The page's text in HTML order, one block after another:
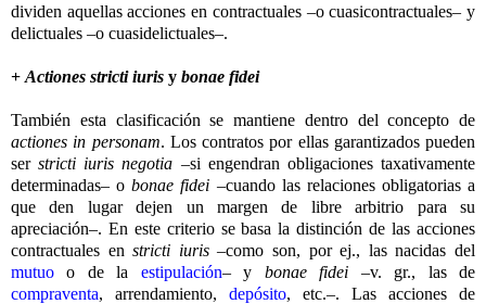
dividen aquellas acciones en contractuales –o cuasicontractuales– y
delictuales –o cuasidelictuales–.
+ Actiones stricti iuris y bonae fidei
También esta clasificación se mantiene dentro del concepto de
actiones in personam. Los contratos por ellas garantizados pueden
serstricti iuris negotia –si engendran obligaciones taxativamente
determinadas– obonae fidei –cuando las relaciones obligatorias a
que den lugar dejen un margen de libre arbitrio para su
apreciación–. En este criterio se basa la distinción de las acciones
contractuales enstricti iuris–como son, por ej., las nacidas del
mutuo o de la estipulación– y bonae fidei –v. gr., las de
compraventa, arrendamiento, depósito, etc.–. Las acciones de